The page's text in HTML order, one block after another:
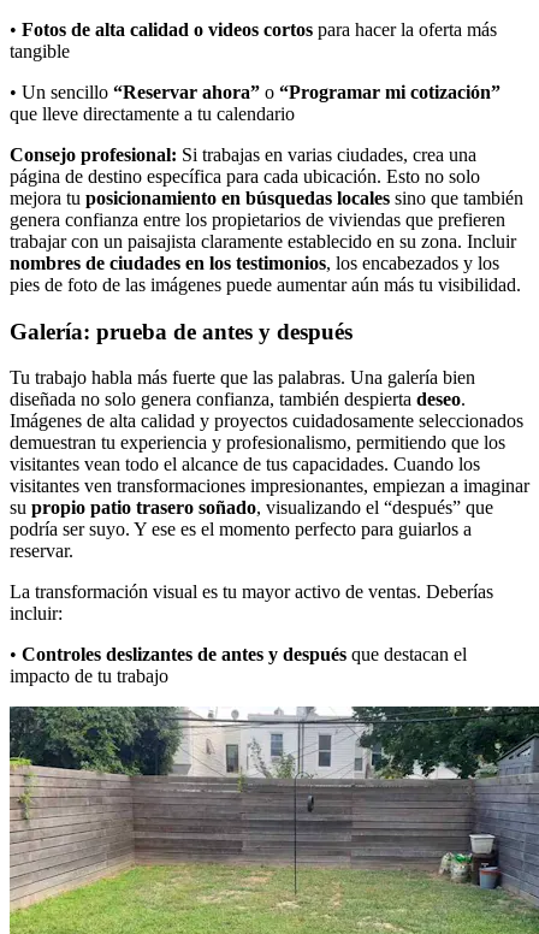
• Fotos de alta calidad o videos cortos para hacer la oferta más
tangible
• Un sencillo “Reservar ahora” o “Programar mi cotización”
que lleve directamente a tu calendario
Consejo profesional: Si trabajas en varias ciudades, crea una
página de destino específica para cada ubicación. Esto no solo
mejora tu posicionamiento en búsquedas locales sino que también
genera confianza entre los propietarios de viviendas que prefieren
trabajar con un paisajista claramente establecido en su zona. Incluir
nombres de ciudades en los testimonios, los encabezados y los
pies de foto de las imágenes puede aumentar aún más tu visibilidad.
Galería: prueba de antes y después
Tu trabajo habla más fuerte que las palabras. Una galería bien
diseñada no solo genera confianza, también despierta deseo.
Imágenes de alta calidad y proyectos cuidadosamente seleccionados
demuestran tu experiencia y profesionalismo, permitiendo que los
visitantes vean todo el alcance de tus capacidades. Cuando los
visitantes ven transformaciones impresionantes, empiezan a imaginar
su propio patio trasero soñado, visualizando el “después” que
podría ser suyo. Y ese es el momento perfecto para guiarlos a
reservar.
La transformación visual es tu mayor activo de ventas. Deberías
incluir:
• Controles deslizantes de antes y después que destacan el
impacto de tu trabajo